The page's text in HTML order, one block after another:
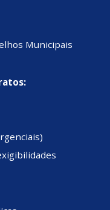
Municipais